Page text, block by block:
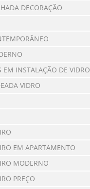
DECORAÇÃO
EM INSTALAÇÃO DE VIDRO
VIDRO
EM APARTAMENTO
MODERNO
PREÇO